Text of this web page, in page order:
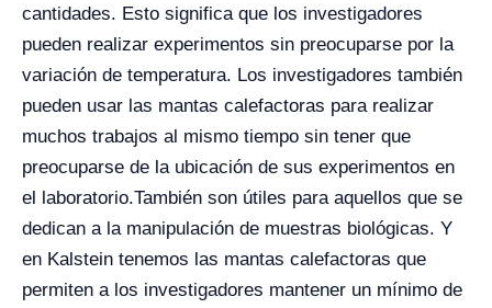
cantidades. Esto significa que los investigadores
pueden realizar experimentos sin preocuparse por la
variación de temperatura. Los investigadores también
pueden usar las mantas calefactoras para realizar
muchos trabajos al mismo tiempo sin tener que
preocuparse de la ubicación de sus experimentos en
el laboratorio.También son útiles para aquellos que se
dedican a la manipulación de muestras biológicas. Y
en Kalstein tenemos las mantas calefactoras que
permiten a los investigadores mantener un mínimo de